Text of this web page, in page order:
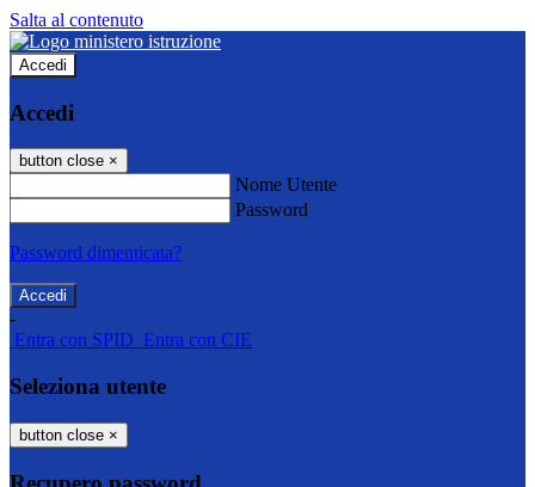
Salta al contenuto
Accedi
Accedi
button close ×
Nome Utente
Password
Password dimenticata?
-
Entra con SPID Entra con CIE
Seleziona utente
button close ×